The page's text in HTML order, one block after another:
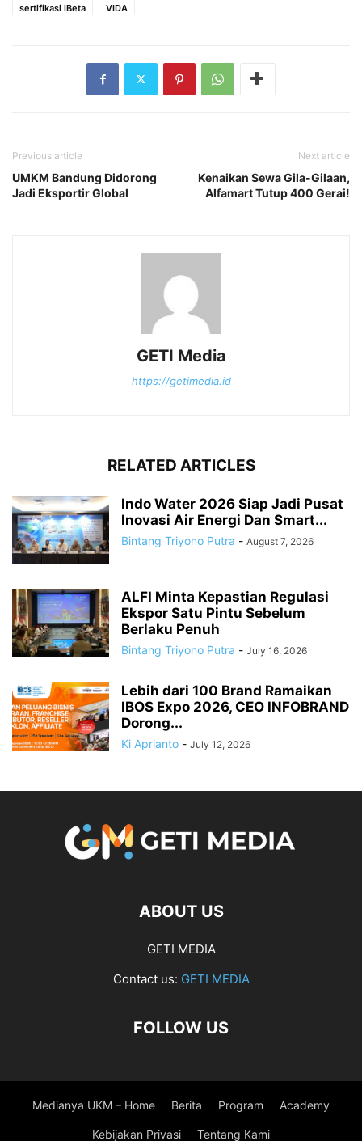
sertifikasi iBeta
VIDA
Previous article
UMKM Bandung Didorong
Jadi Eksportir Global
Next article
Kenaikan Sewa Gila-Gilaan,
Alfamart Tutup 400 Gerai!
GETI Media
https://getimedia.id
RELATED ARTICLES
Indo Water 2026 Siap Jadi Pusat
Inovasi Air Energi Dan Smart...
Bintang Triyono Putra - August 7, 2026
ALFI Minta Kepastian Regulasi
Ekspor Satu Pintu Sebelum
Berlaku Penuh
Bintang Triyono Putra - July 16, 2026
Lebih dari 100 Brand Ramaikan
IBOS Expo 2026, CEO INFOBRAND
Dorong...
Ki Aprianto - July 12, 2026
ABOUT US
GETI MEDIA
Contact us: GETI MEDIA
FOLLOW US
Medianya UKM – Home Berita Program Academy
Kebijakan Privasi Tentang Kami